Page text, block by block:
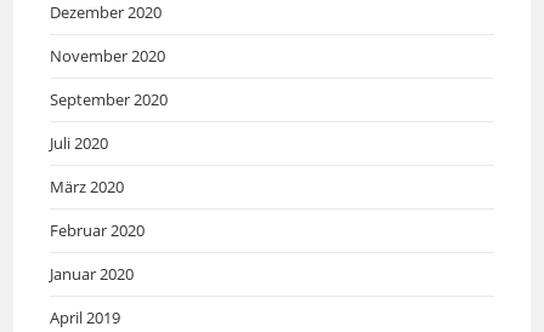
Dezember 2020
November 2020
September 2020
Juli 2020
März 2020
Februar 2020
Januar 2020
April 2019